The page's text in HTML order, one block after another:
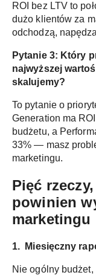
ROI bez LTV to
dużo klientów za
odchodzą,
Pytanie 3: Który
najwyższej
skalujemy?
To pytanie o
Generation ma
budżetu, a
33% — masz
marketingu.
Pięć
powinien
marketingu
1. Miesięczny
Nie ogólny